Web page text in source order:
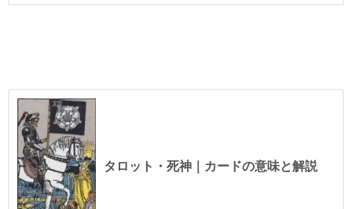
タロット・死神｜カードの意味と解説